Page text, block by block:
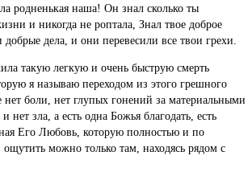
родненькая наша! Он знал сколько ты
и никогда не роптала, Знал твое доброе
добрые дела, и они перевесили все твои грехи.
такую легкую и очень быструю смерть
я называю переходом из этого грешного
боли, нет глупых гонений за материальными
нет зла, а есть одна Божья благодать, есть
Его Любовь, которую полностью и по
можно только там, находясь рядом с